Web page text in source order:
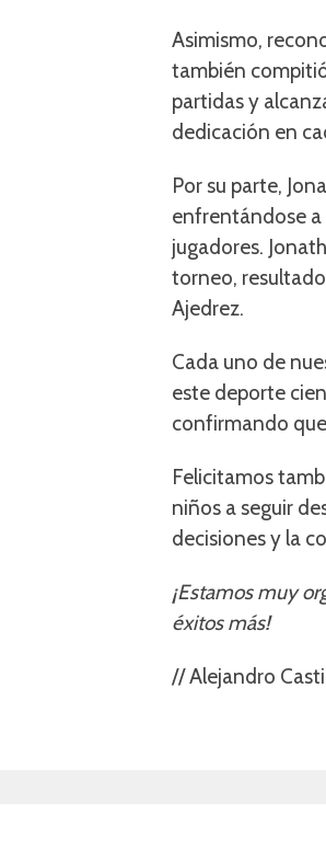
Asimismo,
también
partidas y
dedicación en
Por su parte,
enfrentándose
jugadores.
torneo,
Ajedrez.
Cada uno de
este deporte
confirmando
Felicitamos
niños a seguir
decisiones y la
¡Estamos muy
éxitos más!
// Alejandro